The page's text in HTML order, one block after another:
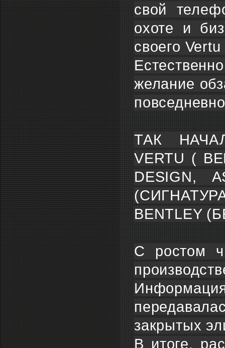
свой
охоте и
своего
желание
ТАК
VERTU (
DESIGN,
BENTLEY
С ростом
закрытых
В итоге,